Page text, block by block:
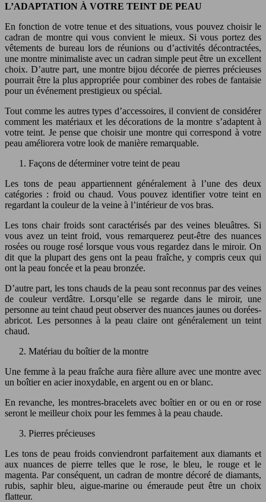
L’ADAPTATION À VOTRE TEINT DE PEAU
En fonction de votre tenue et des situations, vous pouvez choisir le
cadran de montre qui vous convient le mieux. Si vous portez des
vêtements de bureau lors de réunions ou d’activités décontractées,
une montre minimaliste avec un cadran simple peut être un excellent
choix. D’autre part, une montre bijou décorée de pierres précieuses
pourrait être la plus appropriée pour combiner des robes de fantaisie
pour un événement prestigieux ou spécial.
Tout comme les autres types d’accessoires, il convient de considérer
comment les matériaux et les décorations de la montre s’adaptent à
votre teint. Je pense que choisir une montre qui correspond à votre
peau améliorera votre look de manière remarquable.
Façons de déterminer votre teint de peau
Les tons de peau appartiennent généralement à l’une des deux
catégories : froid ou chaud. Vous pouvez identifier votre teint en
regardant la couleur de la veine à l’intérieur de vos bras.
Les tons chair froids sont caractérisés par des veines bleuâtres. Si
vous avez un teint froid, vous remarquerez peut-être des nuances
rosées ou rouge rosé lorsque vous vous regardez dans le miroir. On
dit que la plupart des gens ont la peau fraîche, y compris ceux qui
ont la peau foncée et la peau bronzée.
D’autre part, les tons chauds de la peau sont reconnus par des veines
de couleur verdâtre. Lorsqu’elle se regarde dans le miroir, une
personne au teint chaud peut observer des nuances jaunes ou dorées-
abricot. Les personnes à la peau claire ont généralement un teint
chaud.
Matériau du boîtier de la montre
Une femme à la peau fraîche aura fière allure avec une montre avec
un boîtier en acier inoxydable, en argent ou en or blanc.
En revanche, les montres-bracelets avec boîtier en or ou en or rose
seront le meilleur choix pour les femmes à la peau chaude.
Pierres précieuses
Les tons de peau froids conviendront parfaitement aux diamants et
aux nuances de pierre telles que le rose, le bleu, le rouge et le
magenta. Par conséquent, un cadran de montre décoré de diamants,
rubis, saphir bleu, aigue-marine ou émeraude peut être un choix
flatteur.